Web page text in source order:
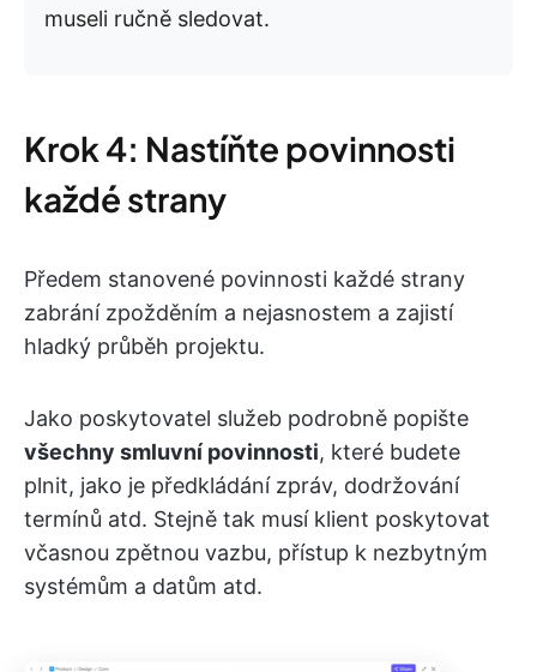
museli ručně sledovat.
Krok 4: Nastíňte povinnosti
každé strany
Předem stanovené povinnosti každé strany
zabrání zpožděním a nejasnostem a zajistí
hladký průběh projektu.
Jako poskytovatel služeb podrobně popište
všechny smluvní povinnosti, které budete
plnit, jako je předkládání zpráv, dodržování
termínů atd. Stejně tak musí klient poskytovat
včasnou zpětnou vazbu, přístup k nezbytným
systémům a datům atd.